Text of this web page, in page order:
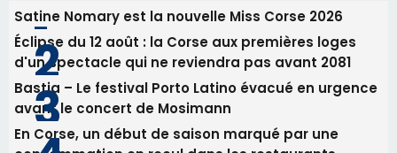
La gendarmerie alerte les restaurateurs corses
face à une nouvelle escroquerie au faux vendeur de
vin
Newsletter